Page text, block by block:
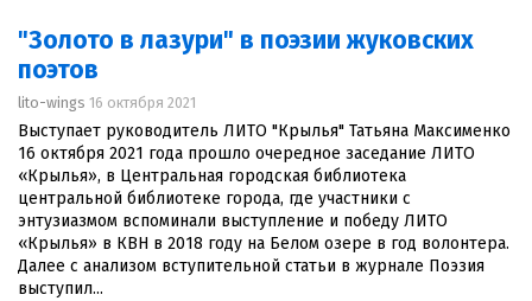
"Золото в лазури" в поэзии жуковских
поэтов
lito-wings 16 октября 2021
Выступает руководитель ЛИТО "Крылья" Татьяна Максименко
16 октября 2021 года прошло очередное заседание ЛИТО
«Крылья», в Центральная городская библиотека
центральной библиотеке города, где участники с
энтузиазмом вспоминали выступление и победу ЛИТО
«Крылья» в КВН в 2018 году на Белом озере в год волонтера.
Далее с анализом вступительной статьи в журнале Поэзия
выступил...